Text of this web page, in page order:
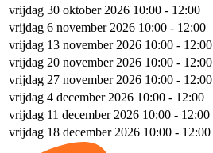
vrijdag 30 oktober 2026 10:00 - 12:00
vrijdag 6 november 2026 10:00 - 12:00
vrijdag 13 november 2026 10:00 - 12:00
vrijdag 20 november 2026 10:00 - 12:00
vrijdag 27 november 2026 10:00 - 12:00
vrijdag 4 december 2026 10:00 - 12:00
vrijdag 11 december 2026 10:00 - 12:00
vrijdag 18 december 2026 10:00 - 12:00